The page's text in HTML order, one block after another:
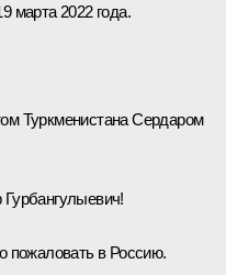
марта 2022 года.
Туркменистана Сердаром
пожаловать в Россию.